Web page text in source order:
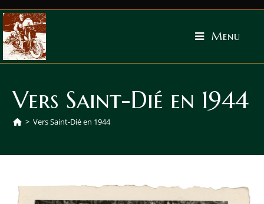
Menu
Vers Saint-Dié en 1944
> Vers Saint-Dié en 1944